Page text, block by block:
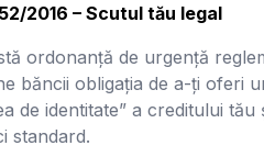
2016 – Scutul tău legal
ordonanță de urgență
băncii obligația de a-ți oferi
de identitate” a creditului
standard.